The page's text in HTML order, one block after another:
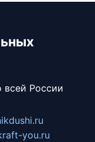
всей России
you.ru